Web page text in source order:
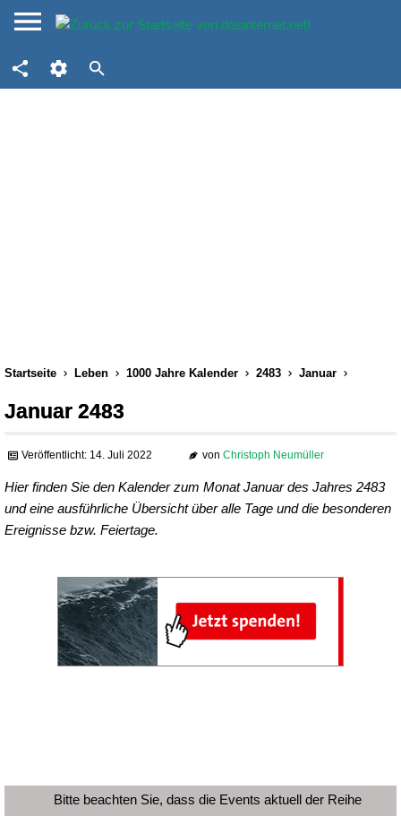
Startseite Leben 1000 Jahre Kalender 2483 Januar
Januar 2483
Veröffentlicht: 14. Juli 2022 von Christoph Neumüller
Hier finden Sie den Kalender zum Monat Januar des Jahres 2483
und eine ausführliche Übersicht über alle Tage und die besonderen
Ereignisse bzw. Feiertage.
Bitte beachten Sie, dass die Events aktuell der Reihe